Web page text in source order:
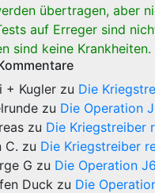
übertragen, aber
auf Erreger sind
sind keine Krankheiten.
+ Kugler zu Die
zu Die Operation
zu Die Kriegstreiber
C. zu Die Kriegstreiber
G zu Die Operation J6
Duck zu Die